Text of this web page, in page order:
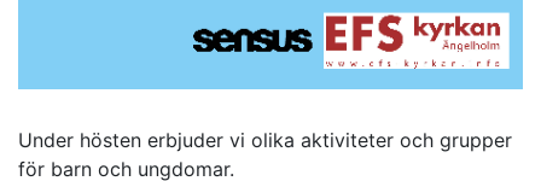
Under hösten erbjuder vi olika aktiviteter och grupper
för barn och ungdomar.